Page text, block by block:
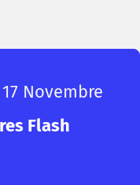
Novembre
Flash